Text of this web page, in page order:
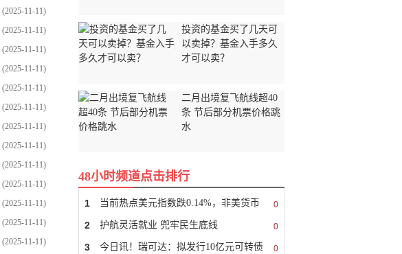
(2025-11-11)
(2025-11-11)
(2025-11-11)
(2025-11-11)
(2025-11-11)
(2025-11-11)
(2025-11-11)
(2025-11-11)
(2025-11-11)
(2025-11-11)
(2025-11-11)
(2025-11-11)
(2025-11-11)
投资的基金买了几天可
以卖掉？基金入手多久
才可以卖？
二月出境复飞航线超40
条 节后部分机票价格跳
水
48小时频道点击排行
0
1 当前热点美元指数跌0.14%，非美货币
0
2 护航灵活就业 兜牢民生底线
0
3 今日讯！瑞可达：拟发行10亿元可转债